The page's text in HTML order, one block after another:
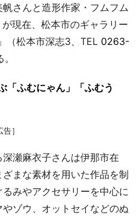
さんと造形作家・フムフム
現在、松本市のギャラリー
（松本市深志3、TEL 0263-
「ふむにゃん」「ふむう
告］
瀬麻衣子さんは伊那市在
まな素材を用いた作品を制
みやアクセサリーを中心に
ゾウ、オットセイなどのぬ